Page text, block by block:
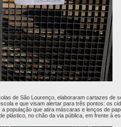
de São Lourenço, elaboraram cartazes de
e que visam alertar para três pontos: os
população que atira máscaras e lenços de
plástico, no chão da via pública, em frente à